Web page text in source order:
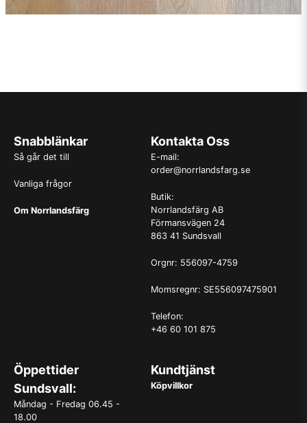
Snabblänkar
Så går det till
Vanliga frågor
Om Norrlandsfärg
Kontakta Oss
E-mail:
order@norrlandsfarg.se
Butik:
Norrlandsfärg AB
Förmansvägen 24
863 41 Sundsvall
Orgnr: 556097-4759
Momsregnr: SE556097475901
Telefon:
+46 60 101 875
Öppettider
Sundsvall:
Måndag - Fredag 06.45 -
18.00
Kundtjänst
Köpvillkor